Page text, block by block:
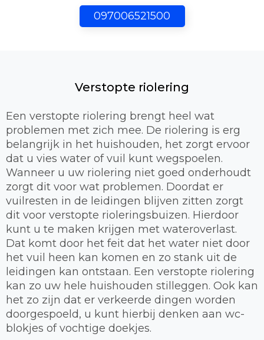
097006521500
Verstopte riolering
Een verstopte riolering brengt heel wat
problemen met zich mee. De riolering is erg
belangrijk in het huishouden, het zorgt ervoor
dat u vies water of vuil kunt wegspoelen.
Wanneer u uw riolering niet goed onderhoudt
zorgt dit voor wat problemen. Doordat er
vuilresten in de leidingen blijven zitten zorgt
dit voor verstopte rioleringsbuizen. Hierdoor
kunt u te maken krijgen met wateroverlast.
Dat komt door het feit dat het water niet door
het vuil heen kan komen en zo stank uit de
leidingen kan ontstaan. Een verstopte riolering
kan zo uw hele huishouden stilleggen. Ook kan
het zo zijn dat er verkeerde dingen worden
doorgespoeld, u kunt hierbij denken aan wc-
blokjes of vochtige doekjes.